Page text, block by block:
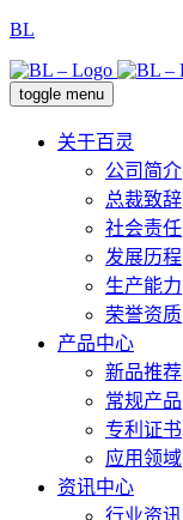
BL
toggle menu
关于百灵
公司简介
总裁致辞
社会责任
发展历程
生产能力
荣誉资质
产品中心
新品推荐
常规产品
专利证书
应用领域
资讯中心
行业资讯